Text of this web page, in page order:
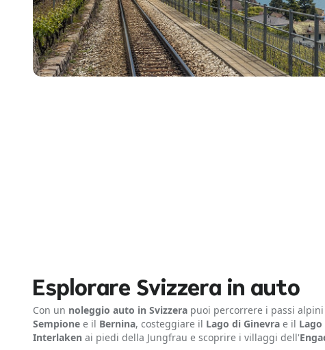
Esplorare Svizzera in auto
Con un noleggio auto in Svizzera puoi percorrere i passi
Sempione e il Bernina, costeggiare il Lago di Ginevra e il
Interlaken ai piedi della Jungfrau e scoprire i villaggi dell'